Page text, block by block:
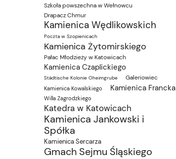
Szkoła powszechna w Wełnowcu
Drapacz Chmur
Kamienica Wędlikowskich
Poczta w Szopienicach
Kamienica Żytomirskiego
Pałac Młodzieży w Katowicach
Kamienica Czaplickiego
Städtische Kolonie Oheimgrube Galeriowiec
Kamienica Kowalskiego Kamienica Francka
Willa Zagrodzkiego
Katedra w Katowicach
Kamienica Jankowski i
Spółka
Kamienica Sercarza
Gmach Sejmu Śląskiego